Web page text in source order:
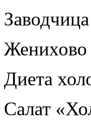
Женихово
Диета
Салат